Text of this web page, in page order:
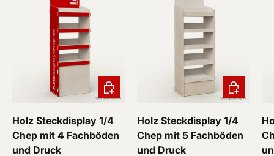
Holz Steckdisplay 1/4
Chep mit 4 Fachböden
und Druck
In den Warenkorb
Holz Steckdisplay 1/4
Chep mit 5 Fachböden
und Druck
In den